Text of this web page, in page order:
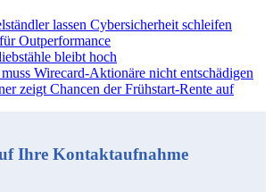
lassen Cybersicherheit schleifen
Outperformance
bleibt hoch
Wirecard-Aktionäre nicht entschädigen
zeigt Chancen der Frühstart-Rente auf
Ihre Kontaktaufnahme